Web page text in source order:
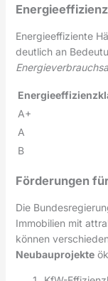
Energieeffiziente
deutlich an
A+
A
B
Förderungen
Die
Immobilien mit
können
Neubauprojekte